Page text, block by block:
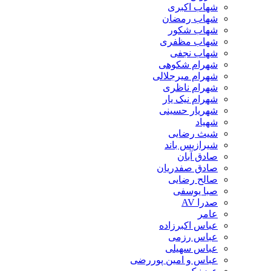
شهاب اکبری
شهاب رمضان
شهاب شکور
شهاب مظفری
شهاب نجفی
شهرام شکوهی
شهرام میرجلالی
شهرام ناظری
شهرام نیک یار
شهریار حسینی
شهیاد
شیث رضایی
شیرازیس باند
صادق آبان
صادق صفدریان
صالح رضایی
صبا یوسفی
صدرا AV
عامر
عباس اکبرزاده
عباس رزمی
عباس سهیلی
عباس و امین پوررضی